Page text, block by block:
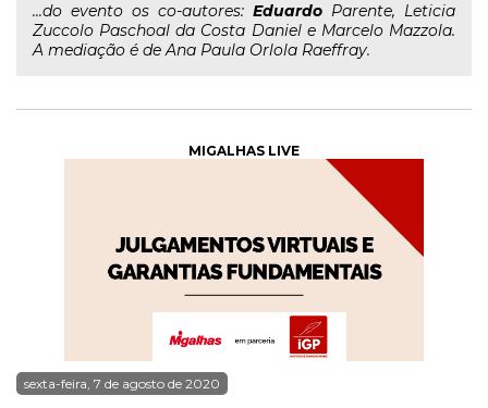
...do evento os co-autores: Eduardo Parente, Leticia
Zuccolo Paschoal da Costa Daniel e Marcelo Mazzola.
A mediação é de Ana Paula Orlola Raeffray.
MIGALHAS LIVE
sexta-feira, 7 de agosto de 2020